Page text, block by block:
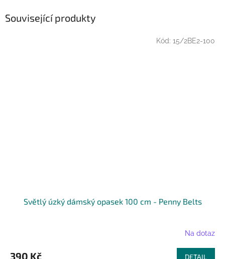
Související produkty
Světlý úzký dámský opasek 100 cm - Penny Belts
Na dotaz
390 Kč DETAIL
Kód: 15/2BE2-100